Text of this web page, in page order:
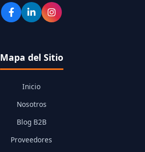
Mapa del Sitio
Inicio
Nosotros
Blog B2B
Proveedores